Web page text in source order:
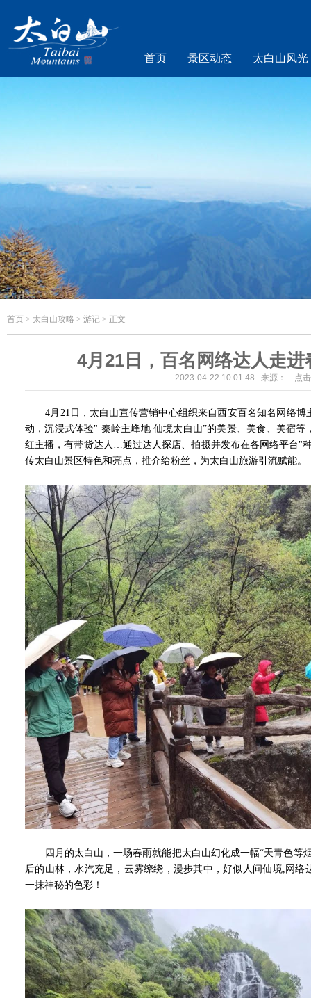
首页 景区动态 太白山风光
首页 > 太白山攻略 > 游记 > 正文
4月21日，百名网络达人走
2023-04-22 10:01:48 来源： 点
4月21日，太白山宣传营销中心组织来自西安百名知名网络博
动，沉浸式体验" 秦岭主峰地 仙境太白山”的美景、美食、美宿
红主播，有带货达人…通过达人探店、拍摄并发布在各网络平台"
传太白山景区特色和亮点，推介给粉丝，为太白山旅游引流赋能。
四月的太白山，一场春雨就能把太白山幻化成一幅“天青色等
后的山林，水汽充足，云雾缭绕，漫步其中，好似人间仙境,网
一抹神秘的色彩！